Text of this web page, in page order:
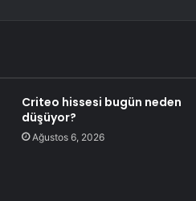
Criteo hissesi bugün neden
düşüyor?
Ağustos 6, 2026